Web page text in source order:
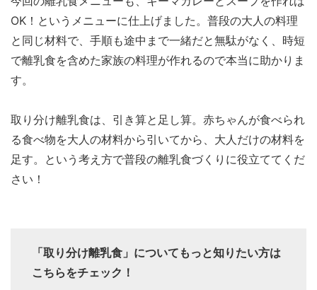
OK！というメニューに仕上げました。普段の大人の料理
と同じ材料で、手順も途中まで一緒だと無駄がなく、時短
で離乳食を含めた家族の料理が作れるので本当に助かりま
す。
取り分け離乳食は、引き算と足し算。赤ちゃんが食べられ
る食べ物を大人の材料から引いてから、大人だけの材料を
足す。という考え方で普段の離乳食づくりに役立ててくだ
さい！
「取り分け離乳食」についてもっと知りたい方は
こちらをチェック！